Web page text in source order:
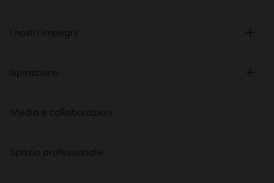
I nostri impegni
Ispirazione
Media e collaborazioni
Spazio professionale